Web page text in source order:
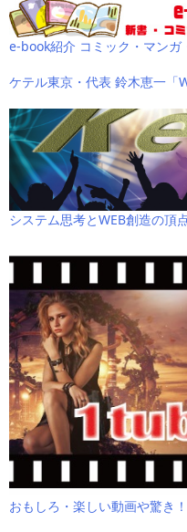
e-book紹介 コミック・マンガ
ケテル東京・代表 鈴木恵一「
システム思考とWEB創造の頂
おもしろ・楽しい動画や驚き